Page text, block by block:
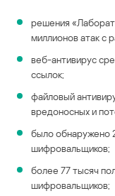
решения
миллионов атак с
веб-антивирус
ссылок;
файловый
вредоносных и
было обнаружено
шифровальщиков;
более 77 тысяч
шифровальщиков;